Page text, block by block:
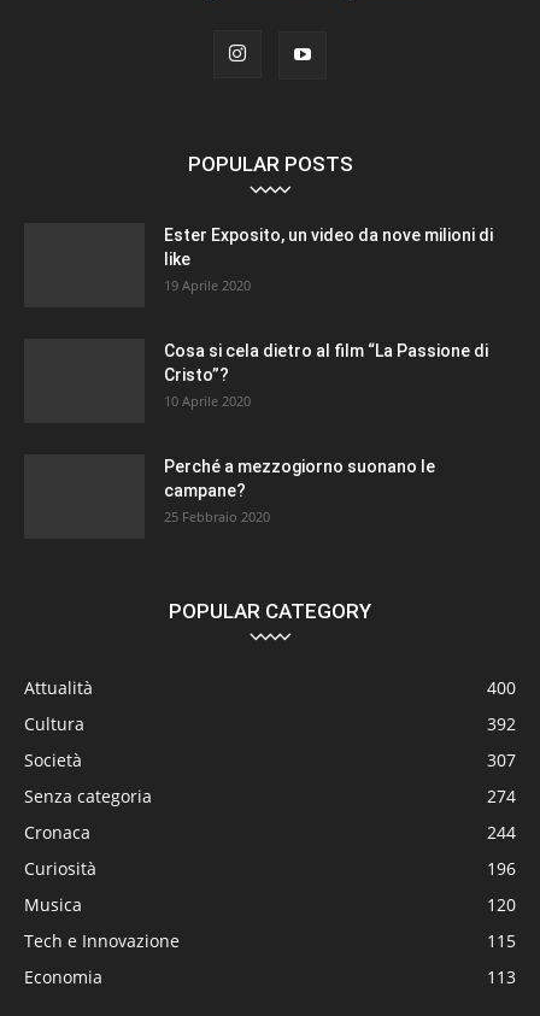
POPULAR POSTS
Ester Exposito, un video da nove milioni di
like
19 Aprile 2020
Cosa si cela dietro al film “La Passione di
Cristo”?
10 Aprile 2020
Perché a mezzogiorno suonano le
campane?
25 Febbraio 2020
POPULAR CATEGORY
Attualità
400
Cultura
392
Società
307
Senza categoria
274
Cronaca
244
Curiosità
196
Musica
120
Tech e Innovazione
115
Economia
113